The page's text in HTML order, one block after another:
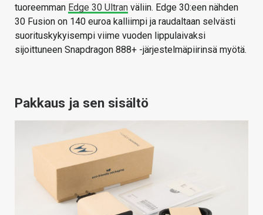
tuoreemman Edge 30 Ultran väliin. Edge 30:een nähden
30 Fusion on 140 euroa kalliimpi ja raudaltaan selvästi
suorituskykyisempi viime vuoden lippulaivaksi
sijoittuneen Snapdragon 888+ -järjestelmäpiirinsä myötä.
Pakkaus ja sen sisältö